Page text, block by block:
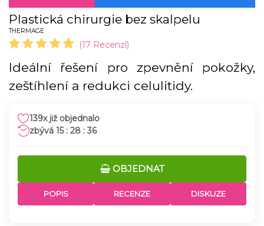
Plastická chirurgie bez skalpelu
THERMAGE
(17 Recenzí)
Ideální řešení pro zpevnění pokožky,
zeštíhlení a redukci celulitidy.
139x již objednalo
15 : 28 : 35
OBJEDNAT
POPIS RECENZE DISKUZE